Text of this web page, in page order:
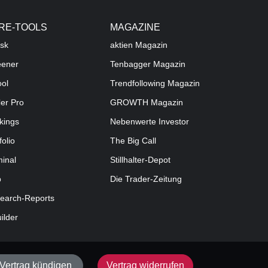
TOOLS
Pro
Reports
MAGAZINE
aktien Magazin
Tenbagger Magazin
Trendfollowing Magazin
GROWTH Magazin
Nebenwerte Investor
The Big Call
Stillhalter-Depot
Die Trader-Zeitung
Vertrag kündigen Vertrag widerrufen